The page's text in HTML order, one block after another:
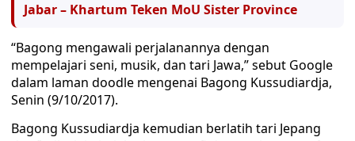
Jabar – Khartum Teken MoU Sister Province
“Bagong mengawali perjalanannya dengan
mempelajari seni, musik, dan tari Jawa,” sebut Google
dalam laman doodle mengenai Bagong Kussudiardja,
Senin (9/10/2017).
Bagong Kussudiardja kemudian berlatih tari Jepang